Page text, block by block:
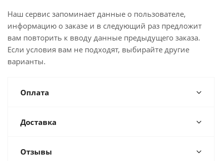
Наш сервис запоминает данные о пользователе,
информацию о заказе и в следующий раз предложит
вам повторить к вводу данные предыдущего заказа.
Если условия вам не подходят, выбирайте другие
варианты.
Оплата
Доставка
Отзывы